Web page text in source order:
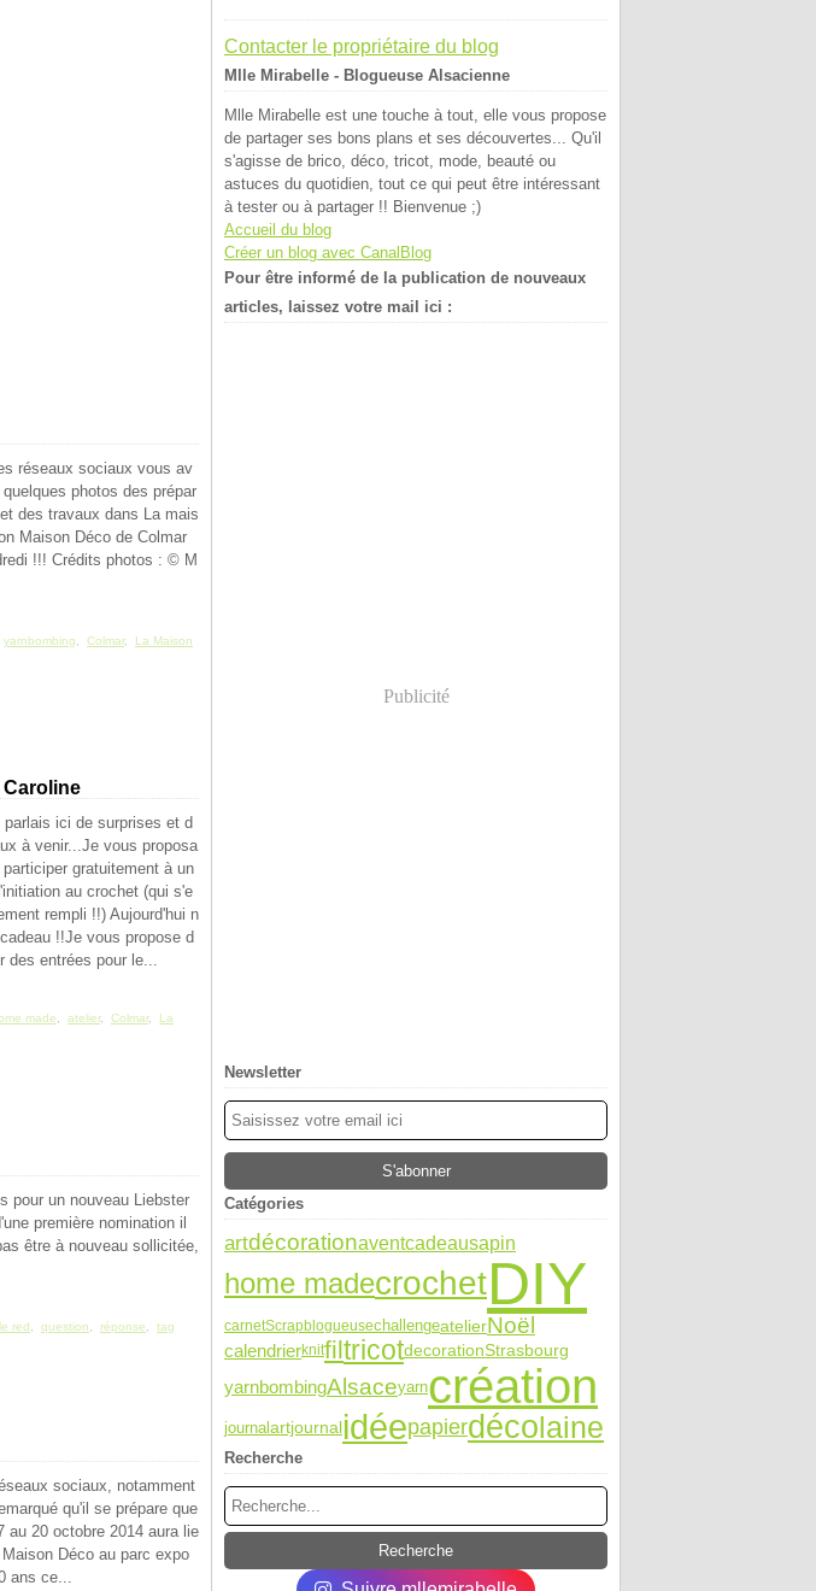
réseaux sociaux vous av
photos des prépar
des travaux dans La mais
Maison Déco de Colmar
!!! Crédits photos : © M
yarnbombing Colmar, La Maison
Caroline
ici de surprises et d
à venir...Je vous proposa
gratuitement à un
au crochet (qui s'e
rempli !!) Aujourd'hui n
!!Je vous propose d
des entrées pour le...
made atelier, Colmar, La
pour un nouveau Liebster
première nomination il
être à nouveau sollicitée,
red question réponse tag
sociaux, notamment
qu'il se prépare que
au 20 octobre 2014 aura lie
Déco au parc expo
ans ce...
Contacter le propriétaire du blog
Mlle Mirabelle - Blogueuse Alsacienne
Mlle Mirabelle est une touche à tout, elle vous propose
de partager ses bons plans et ses découvertes... Qu'il
s'agisse de brico, déco, tricot, mode, beauté ou
astuces du quotidien, tout ce qui peut être intéressant
à tester ou à partager !! Bienvenue ;)
Accueil du blog
Créer un blog avec CanalBlog
Pour être informé de la publication de nouveaux
articles, laissez votre mail ici :
Publicité
Newsletter
Catégories
artdécorationaventcadeausapin
home madecrochetDIY
carnetScrapblogueusechallengeatelierNoël
calendrierknitfiltricotdecorationStrasbourg
yarnbombingAlsaceyarncréation
journalartjournalidéepapierdécolaine
Recherche